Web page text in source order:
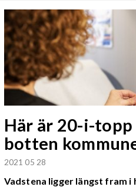
Här är 20-i-
botten
2021 05 28
Vadstena ligger längst fram i